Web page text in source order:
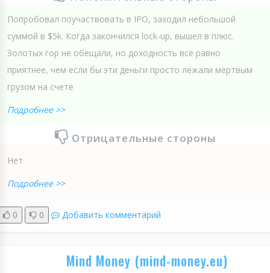
Попробовал поучаствовать в IPO, заходил небольшой
суммой в $5k. Когда закончился loсk-up, вышел в плюс.
Золотых гор не обещали, но доходность всё равно
приятнее, чем если бы эти деньги просто лежали мертвым
грузом на счете
Подробнее >>
Отрицательные стороны
Нет
Подробнее >>
0 0 Добавить комментарий
Mind Money (mind-money.eu)